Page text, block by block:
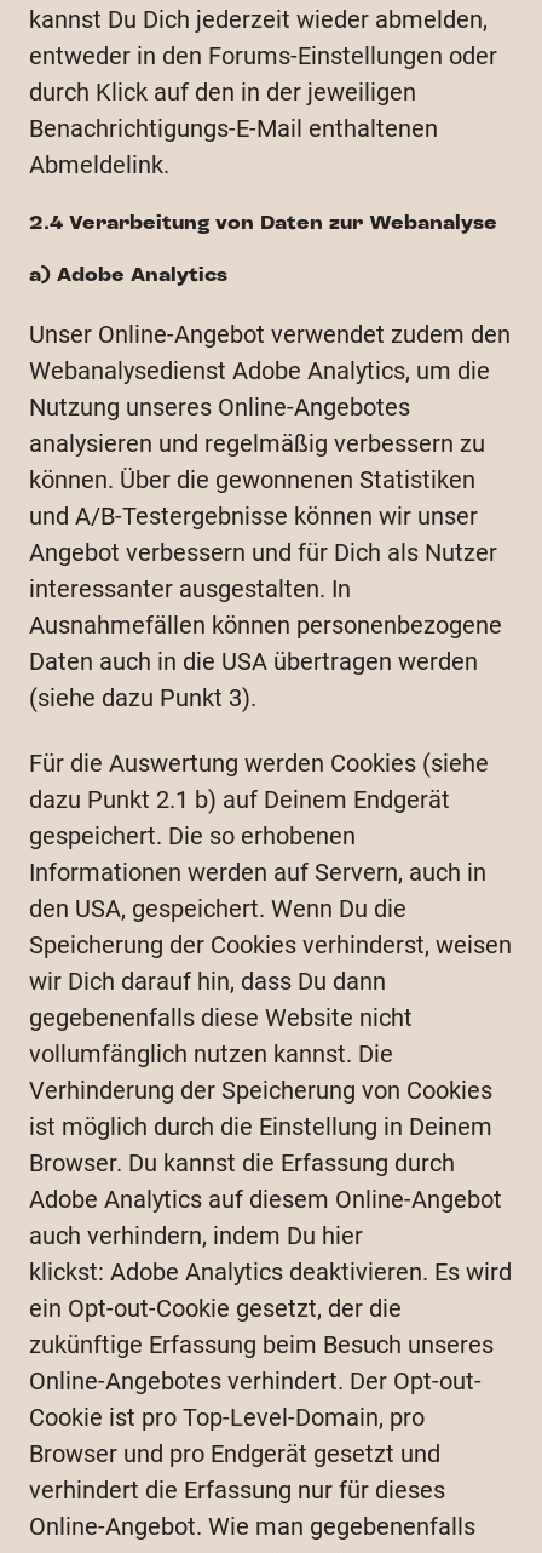
kannst Du Dich jederzeit wieder abmelden,
entweder in den Forums-Einstellungen oder
durch Klick auf den in der jeweiligen
Benachrichtigungs-E-Mail enthaltenen
Abmeldelink.
2.4 Verarbeitung von Daten zur Webanalyse
a) Adobe Analytics
Unser Online-Angebot verwendet zudem den
Webanalysedienst Adobe Analytics, um die
Nutzung unseres Online-Angebotes
analysieren und regelmäßig verbessern zu
können. Über die gewonnenen Statistiken
und A/B-Testergebnisse können wir unser
Angebot verbessern und für Dich als Nutzer
interessanter ausgestalten. In
Ausnahmefällen können personenbezogene
Daten auch in die USA übertragen werden
(siehe dazu Punkt 3).
Für die Auswertung werden Cookies (siehe
dazu Punkt 2.1 b) auf Deinem Endgerät
gespeichert. Die so erhobenen
Informationen werden auf Servern, auch in
den USA, gespeichert. Wenn Du die
Speicherung der Cookies verhinderst, weisen
wir Dich darauf hin, dass Du dann
gegebenenfalls diese Website nicht
vollumfänglich nutzen kannst. Die
Verhinderung der Speicherung von Cookies
ist möglich durch die Einstellung in Deinem
Browser. Du kannst die Erfassung durch
Adobe Analytics auf diesem Online-Angebot
auch verhindern, indem Du hier
klickst: Adobe Analytics deaktivieren. Es wird
ein Opt-out-Cookie gesetzt, der die
zukünftige Erfassung beim Besuch unseres
Online-Angebotes verhindert. Der Opt-out-
Cookie ist pro Top-Level-Domain, pro
Browser und pro Endgerät gesetzt und
verhindert die Erfassung nur für dieses
Online-Angebot. Wie man gegebenenfalls